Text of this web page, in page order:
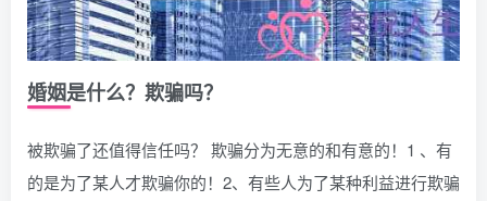
婚姻是什么？欺骗吗？
被欺骗了还值得信任吗？ 欺骗分为无意的和有意的！1 、有
的是为了某人才欺骗你的！2、有些人为了某种利益进行欺骗